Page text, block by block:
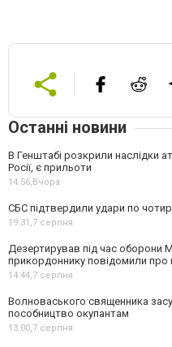
Останні новини
В Генштабі розкрили наслідки
Росії, є прильоти
14:56,Вчора
СБС підтвердили удари по
19:31,7 серпня
Дезертирував під час оборони
прикордоннику повідомили про
14:44,7 серпня
Волноваського священника
пособництво окупантам
13:00,7 серпня